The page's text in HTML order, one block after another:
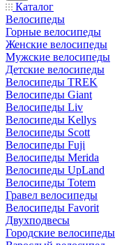
Каталог
Велосипеды
Горные велосипеды
Женские велосипеды
Мужские велосипеды
Детские велосипеды
Велосипеды TREK
Велосипеды Giant
Велосипеды Liv
Велосипеды Kellys
Велосипеды Scott
Велосипеды Fuji
Велосипеды Merida
Велосипеды UpLand
Велосипеды Totem
Гравел велосипеды
Велосипеды Favorit
Двухподвесы
Городские велосипеды